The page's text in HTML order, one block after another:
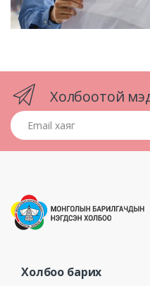
Холбоотой
Email хаяг
Холбоо барих